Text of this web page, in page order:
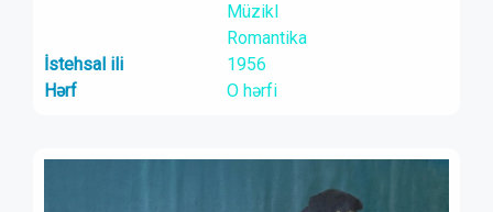
Müzikl
Romantika
İstehsal ili
1956
Hərf
O hərfi